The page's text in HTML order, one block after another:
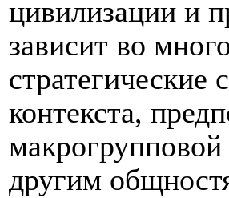
цивилизации и
зависит во
стратегические
контекста,
макрогрупповой
другим